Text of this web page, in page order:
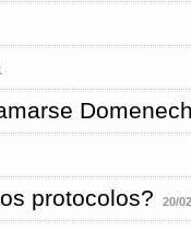
protocolos? 20/